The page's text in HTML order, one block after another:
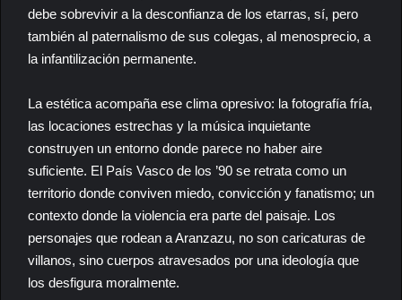
debe sobrevivir a la desconfianza de los etarras, sí, pero
también al paternalismo de sus colegas, al menosprecio, a
la infantilización permanente.
La estética acompaña ese clima opresivo: la fotografía fría,
las locaciones estrechas y la música inquietante
construyen un entorno donde parece no haber aire
suficiente. El País Vasco de los ’90 se retrata como un
territorio donde conviven miedo, convicción y fanatismo; un
contexto donde la violencia era parte del paisaje. Los
personajes que rodean a Aranzazu, no son caricaturas de
villanos, sino cuerpos atravesados por una ideología que
los desfigura moralmente.